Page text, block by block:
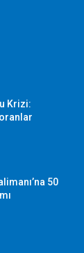
Krizi:
50